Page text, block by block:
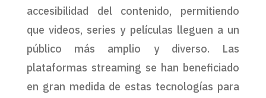
accesibilidad del contenido, permitiendo
que videos, series y películas lleguen a un
público más amplio y diverso. Las
plataformas streaming se han beneficiado
en gran medida de estas tecnologías para